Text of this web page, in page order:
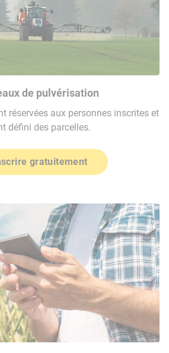
de pulvérisation
réservées aux personnes inscrites et
défini des parcelles.
gratuitement